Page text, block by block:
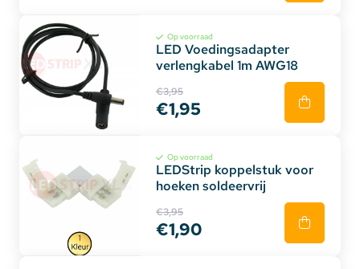
Op voorraad
LED Voedingsadapter
verlengkabel 1m AWG18
€3,95
€1,95
Op voorraad
LEDStrip koppelstuk voor
hoeken soldeervrij
€3,95
€1,90